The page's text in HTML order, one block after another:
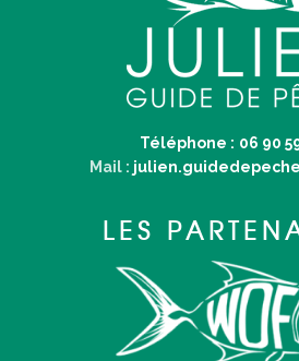
Téléphone : 06 90
Mail :
LES